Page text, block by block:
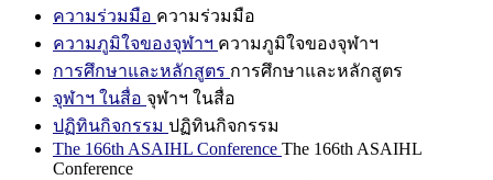
ความร่วมมือ ความร่วมมือ
ความภูมิใจของจุฬาฯ ความภูมิใจของจุฬาฯ
การศึกษาและหลักสูตร การศึกษาและหลักสูตร
จุฬาฯ ในสื่อ จุฬาฯ ในสื่อ
ปฏิทินกิจกรรม ปฏิทินกิจกรรม
The 166th ASAIHL Conference The 166th ASAIHL
Conference